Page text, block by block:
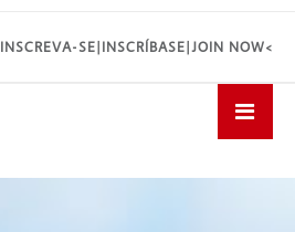
INSCREVA-SE|INSCRÍBASE|JOIN NOW<